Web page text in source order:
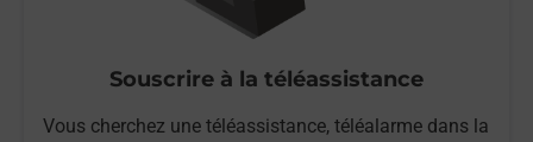
Souscrire à la téléassistance
Vous cherchez une téléassistance, téléalarme dans la